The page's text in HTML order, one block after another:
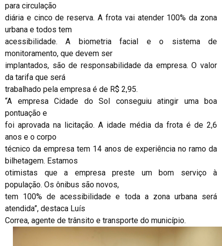
para circulação
diária e cinco de reserva. A frota vai atender 100% da zona
urbana e todos tem
acessibilidade. A biometria facial e o sistema de
monitoramento, que devem ser
implantados, são de responsabilidade da empresa. O valor
da tarifa que será
trabalhado pela empresa é de R$ 2,95.
“A empresa Cidade do Sol conseguiu atingir uma boa
pontuação e
foi aprovada na licitação. A idade média da frota é de 2,6
anos e o corpo
técnico da empresa tem 14 anos de experiência no ramo da
bilhetagem. Estamos
otimistas que a empresa preste um bom serviço à
população. Os ônibus são novos,
tem 100% de acessibilidade e toda a zona urbana será
atendida”, destaca Luís
Correa, agente de trânsito e transporte do município.